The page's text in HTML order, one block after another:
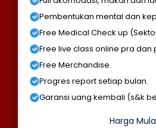
Pembentukan mental dan
Free Medical Check up
Free live class online pra
Free Merchandise.
Progres report setiap bulan.
Garansi uang kembali (s&k
Harga